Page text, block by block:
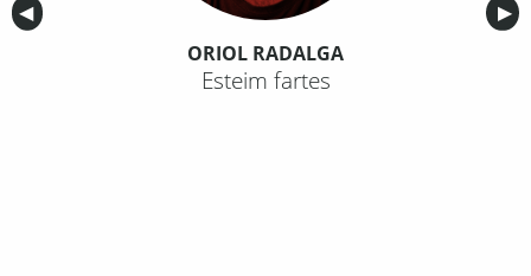
Anterior
◀︎ ▶︎
ORIOL RADALGA
Esteim fartes